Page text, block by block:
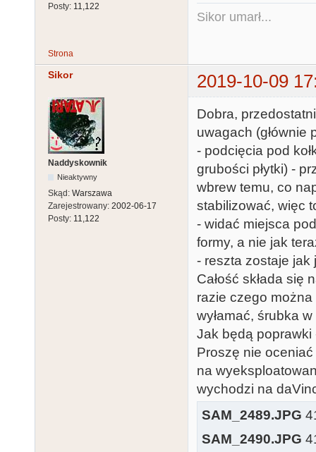
Posty: 11,122
Sikor umarł...
Strona
Sikor 2019-10-09
Naddyskownik
Nieaktywny
Skąd: Warszawa
Zarejestrowany: 2002-06-17
Posty: 11,122
Dobra,
uwagach (głównie
- podcięcia pod
grubości płytki) -
wbrew temu, co
stabilizować, więc
- widać miejsca
formy, a nie jak
- reszta zostaje jak
Całość składa się
razie czego można
wyłamać, śrubka
Jak będą poprawki
Proszę nie
na
wychodzi na
SAM_2489.JPG
SAM_2490.JPG